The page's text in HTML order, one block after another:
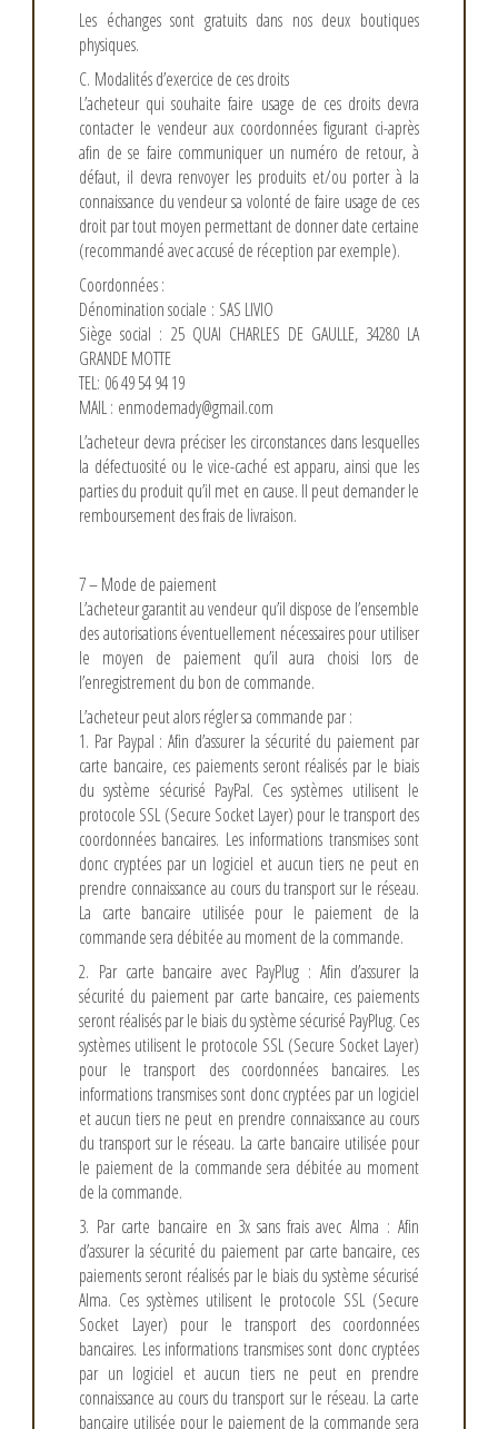
Les échanges sont gratuits dans nos deux boutiques
physiques.
C. Modalités d’exercice de ces droits
L’acheteur qui souhaite faire usage de ces droits devra
contacter le vendeur aux coordonnées figurant ci-après
afin de se faire communiquer un numéro de retour, à
défaut, il devra renvoyer les produits et/ou porter à la
connaissance du vendeur sa volonté de faire usage de ces
droit par tout moyen permettant de donner date certaine
(recommandé avec accusé de réception par exemple).
Coordonnées :
Dénomination sociale : SAS LIVIO
Siège social : 25 QUAI CHARLES DE GAULLE, 34280 LA
GRANDE MOTTE
TEL: 06 49 54 94 19
MAIL : enmodemady@gmail.com
L’acheteur devra préciser les circonstances dans lesquelles
la défectuosité ou le vice-caché est apparu, ainsi que les
parties du produit qu’il met en cause. Il peut demander le
remboursement des frais de livraison.
7 – Mode de paiement
L’acheteur garantit au vendeur qu’il dispose de l’ensemble
des autorisations éventuellement nécessaires pour utiliser
le moyen de paiement qu’il aura choisi lors de
l’enregistrement du bon de commande.
L’acheteur peut alors régler sa commande par :
1. Par Paypal : Afin d’assurer la sécurité du paiement par
carte bancaire, ces paiements seront réalisés par le biais
du système sécurisé PayPal. Ces systèmes utilisent le
protocole SSL (Secure Socket Layer) pour le transport des
coordonnées bancaires. Les informations transmises sont
donc cryptées par un logiciel et aucun tiers ne peut en
prendre connaissance au cours du transport sur le réseau.
La carte bancaire utilisée pour le paiement de la
commande sera débitée au moment de la commande.
2. Par carte bancaire avec PayPlug : Afin d’assurer la
sécurité du paiement par carte bancaire, ces paiements
seront réalisés par le biais du système sécurisé PayPlug. Ces
systèmes utilisent le protocole SSL (Secure Socket Layer)
pour le transport des coordonnées bancaires. Les
informations transmises sont donc cryptées par un logiciel
et aucun tiers ne peut en prendre connaissance au cours
du transport sur le réseau. La carte bancaire utilisée pour
le paiement de la commande sera débitée au moment
de la commande.
3. Par carte bancaire en 3x sans frais avec Alma : Afin
d’assurer la sécurité du paiement par carte bancaire, ces
paiements seront réalisés par le biais du système sécurisé
Alma. Ces systèmes utilisent le protocole SSL (Secure
Socket Layer) pour le transport des coordonnées
bancaires. Les informations transmises sont donc cryptées
par un logiciel et aucun tiers ne peut en prendre
connaissance au cours du transport sur le réseau. La carte
bancaire utilisée pour le paiement de la commande sera